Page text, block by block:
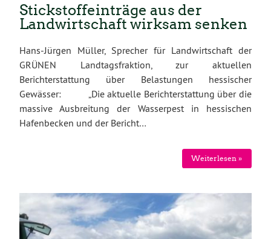
Stickstoffeinträge aus der
Landwirtschaft wirksam senken
Hans-Jürgen Müller, Sprecher für Landwirtschaft der
GRÜNEN Landtagsfraktion, zur aktuellen
Berichterstattung über Belastungen hessischer
Gewässer: „Die aktuelle Berichterstattung über die
massive Ausbreitung der Wasserpest in hessischen
Hafenbecken und der Bericht…
Weiterlesen »